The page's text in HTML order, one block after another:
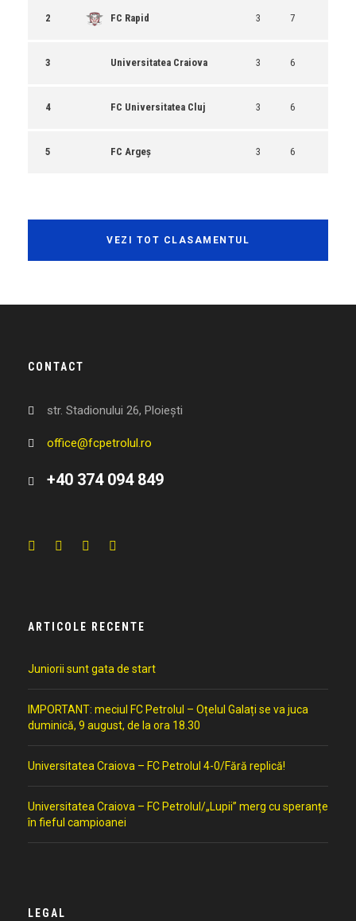
2 FC Rapid 3 7
3 Universitatea Craiova 3 6
4 FC Universitatea Cluj 3 6
5 FC Argeș 3 6
VEZI TOT CLASAMENTUL
CONTACT
str. Stadionului 26, Ploiești
office@fcpetrolul.ro
+40 374 094 849
ARTICOLE RECENTE
Juniorii sunt gata de start
IMPORTANT: meciul FC Petrolul – Oțelul Galați se va juca
duminică, 9 august, de la ora 18.30
Universitatea Craiova – FC Petrolul 4-0/Fără replică!
Universitatea Craiova – FC Petrolul/„Lupii” merg cu speranțe
în fieful campioanei
LEGAL